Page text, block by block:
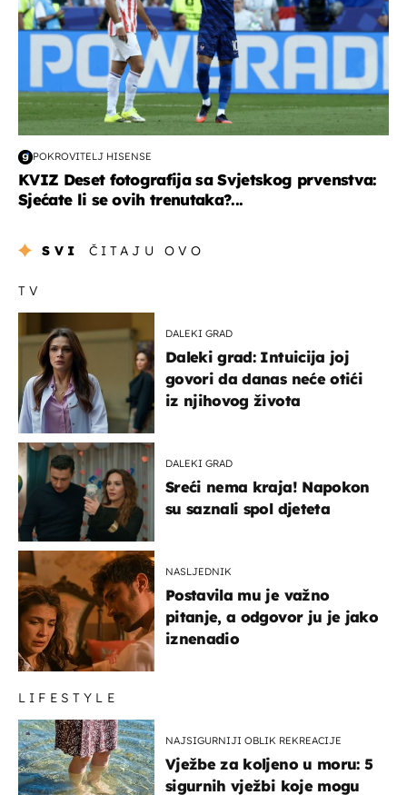
POKROVITELJ HISENSE
KVIZ Deset fotografija sa Svjetskog prvenstva:
Sjećate li se ovih trenutaka?...
SVI ČITAJU OVO
TV
DALEKI GRAD
Daleki grad: Intuicija joj
govori da danas neće otići
iz njihovog života
DALEKI GRAD
Sreći nema kraja! Napokon
su saznali spol djeteta
NASLJEDNIK
Postavila mu je važno
pitanje, a odgovor ju je jako
iznenadio
LIFESTYLE
NAJSIGURNIJI OBLIK REKREACIJE
Vježbe za koljeno u moru: 5
sigurnih vježbi koje mogu